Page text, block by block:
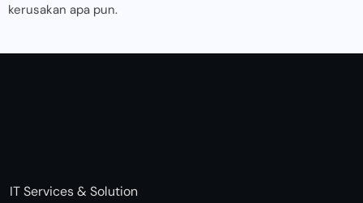
kerusakan apa pun.
IT Services & Solution